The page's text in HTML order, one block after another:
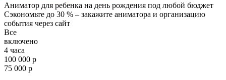
Аниматор для ребенка на день рождения под любой бюджет
Сэкономьте до 30 % – закажите аниматора и организацию
события через сайт
Все
включено
4 часа
100 000 р
75 000 р